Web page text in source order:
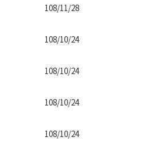
108/11/28
108/10/24
108/10/24
108/10/24
108/10/24